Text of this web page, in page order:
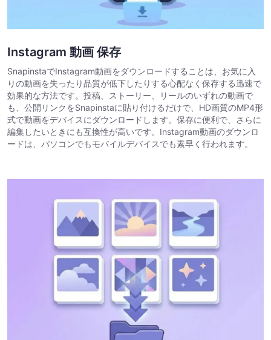
Instagram 動画 保存
SnapinstaでInstagram動画をダウンロードすることは、お気に入
りの動画を失ったり品質が低下したりする心配なく保存する迅速で
効果的な方法です。投稿、ストーリー、リールのいずれの動画で
も、公開リンクをSnapinstaに貼り付けるだけで、HD画質のMP4形
式で動画をデバイスにダウンロードします。保存に便利で、さらに
編集したいときにも互換性が高いです。Instagram動画のダウンロ
ードは、パソコンでもモバイルデバイスでも素早く行われます。